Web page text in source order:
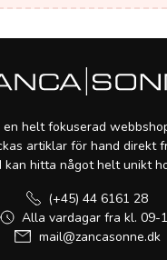
en helt fokuserad
artiklar för hand direkt
kan hitta något helt unikt
(+45) 44 6161 28
Alla vardagar fra kl. 09-
mail@zancasonne.dk